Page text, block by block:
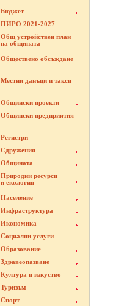
Бюджет
ПИРО 2021-2027
Общ устройствен план
на общината
Обществено обсъждане
Местни данъци и такси
Общински проекти
Общински предприятия
Регистри
Сдружения
Общината
Природни ресурси
и екология
Население
Инфраструктура
Икономика
Социални услуги
Образование
Здравеопазване
Култура и изкуство
Туризъм
Спорт